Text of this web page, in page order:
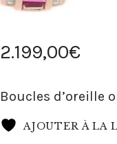
2.199,00€
Boucles d’oreille
AJOUTER À LA